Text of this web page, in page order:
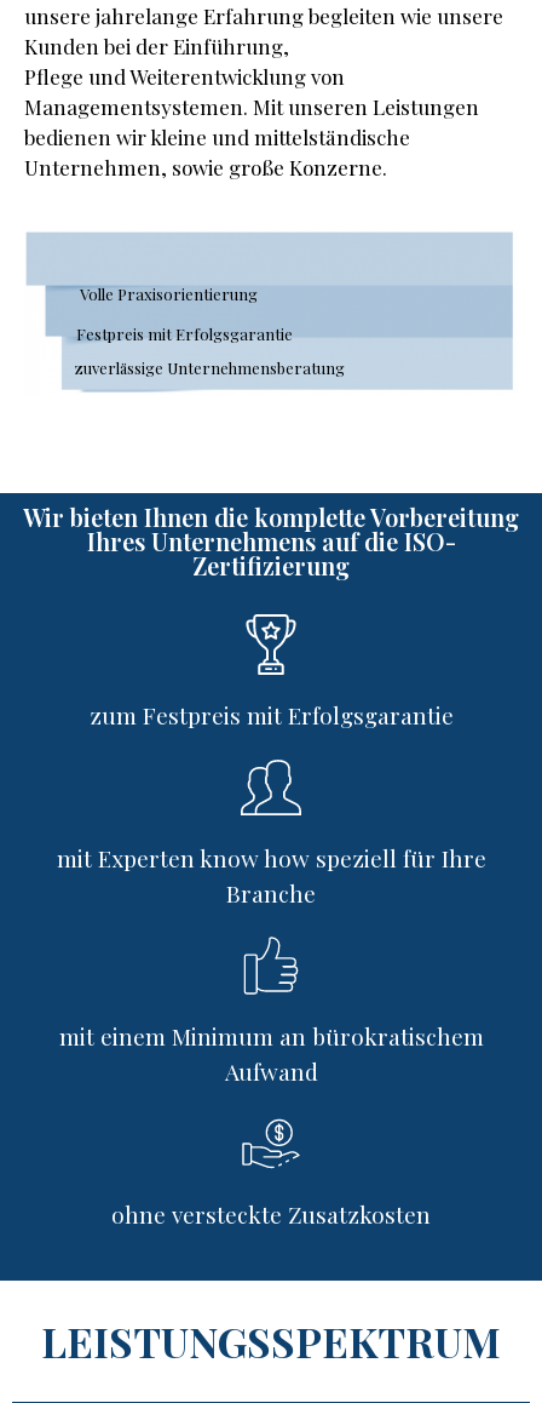
unsere jahrelange Erfahrung begleiten wie unsere
Kunden bei der Einführung,
Pflege und Weiterentwicklung von
Managementsystemen. Mit unseren Leistungen
bedienen wir kleine und mittelständische
Unternehmen, sowie große Konzerne.
Volle Praxisorientierung
Festpreis mit Erfolgsgarantie
zuverlässige Unternehmensberatung
Wir bieten Ihnen die komplette Vorbereitung
Ihres Unternehmens auf die ISO-
Zertifizierung
zum Festpreis mit Erfolgsgarantie
mit Experten know how speziell für Ihre
Branche
mit einem Minimum an bürokratischem
Aufwand
ohne versteckte Zusatzkosten
LEISTUNGSSPEKTRUM